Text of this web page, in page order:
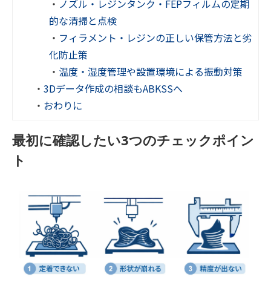
・ ノズル・レジンタンク・FEPフィルムの定期
的な清掃と点検
・ フィラメント・レジンの正しい保管方法と劣
化防止策
・ 温度・湿度管理や設置環境による振動対策
・ 3Dデータ作成の相談もABKSSへ
・ おわりに
最初に確認したい3つのチェックポイン
ト